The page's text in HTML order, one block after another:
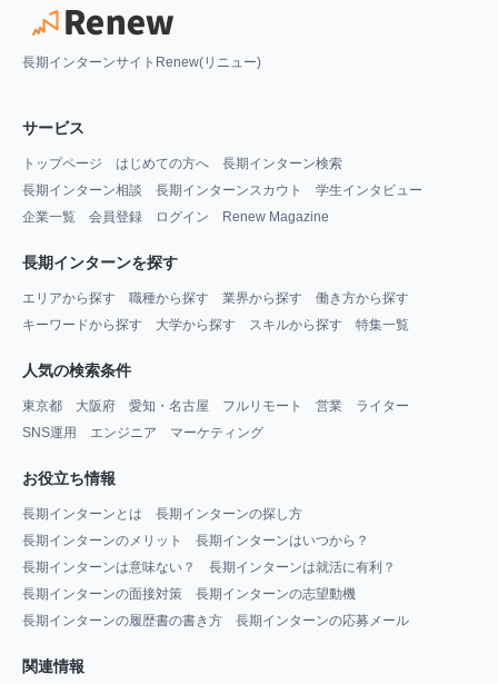
長期インターンサイトRenew(リニュー)
サービス
トップページ はじめての方へ
長期インターン検索
長期インターン相談
長期インターンスカウト
学生インタビュー
企業一覧
会員登録 ログイン Renew Magazine
長期インターンを探す
エリアから探す 職種から探す 業界から探す
働き方から探す
キーワードから探す
大学から探す スキルから探す 特集一覧
人気の検索条件
東京都 大阪府 愛知・名古屋 フルリモート 営業
ライター
SNS運用
エンジニア マーケティング
お役立ち情報
長期インターンとは
長期インターンの探し方
長期インターンのメリット
長期インターンはいつから？
長期インターンは意味ない？
長期インターンは就活に有利？
長期インターンの面接対策
長期インターンの志望動機
長期インターンの履歴書の書き方
長期インターンの応募メール
関連情報